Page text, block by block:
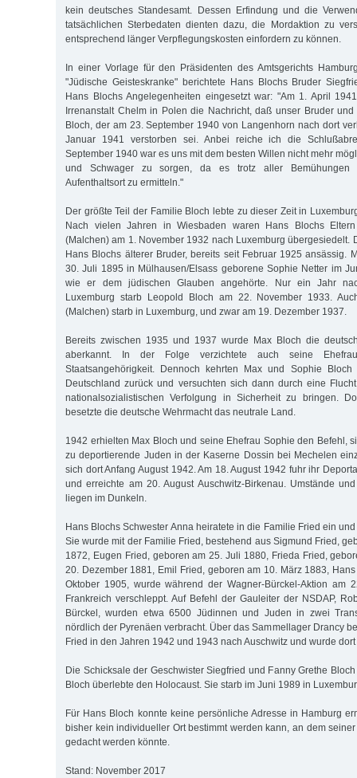
kein deutsches Standesamt. Dessen Erfindung und die
tatsächlichen Sterbedaten dienten dazu, die Mordaktion zu
entsprechend länger Verpflegungskosten einfordern zu können.
In einer Vorlage für den Präsidenten des Amtsgerichts
"Jüdische Geisteskranke" berichtete Hans Blochs Bruder
Hans Blochs Angelegenheiten eingesetzt war: "Am 1. April
Irrenanstalt Chelm in Polen die Nachricht, daß unser Bruder
Bloch, der am 23. September 1940 von Langenhorn nach dort
Januar 1941 verstorben sei. Anbei reiche ich die
September 1940 war es uns mit dem besten Willen nicht mehr
und Schwager zu sorgen, da es trotz aller Bemühungen
Aufenthaltsort zu ermitteln."
Der größte Teil der Familie Bloch lebte zu dieser Zeit in
Nach vielen Jahren in Wiesbaden waren Hans Blochs
(Malchen) am 1. November 1932 nach Luxemburg übergesiedelt.
Hans Blochs älterer Bruder, bereits seit Februar 1925 ansässig.
30. Juli 1895 in Mülhausen/Elsass geborene Sophie Netter im
wie er dem jüdischen Glauben angehörte. Nur ein Jahr
Luxemburg starb Leopold Bloch am 22. November 1933.
(Malchen) starb in Luxemburg, und zwar am 19. Dezember 1937.
Bereits zwischen 1935 und 1937 wurde Max Bloch die
aberkannt. In der Folge verzichtete auch seine
Staatsangehörigkeit. Dennoch kehrten Max und Sophie
Deutschland zurück und versuchten sich dann durch eine
nationalsozialistischen Verfolgung in Sicherheit zu bringen.
besetzte die deutsche Wehrmacht das neutrale Land.
1942 erhielten Max Bloch und seine Ehefrau Sophie den Befehl,
zu deportierende Juden in der Kaserne Dossin bei Mechelen
sich dort Anfang August 1942. Am 18. August 1942 fuhr ihr
und erreichte am 20. August Auschwitz-Birkenau. Umstände
liegen im Dunkeln.
Hans Blochs Schwester Anna heiratete in die Familie Fried ein
Sie wurde mit der Familie Fried, bestehend aus Sigmund Fried,
1872, Eugen Fried, geboren am 25. Juli 1880, Frieda Fried,
20. Dezember 1881, Emil Fried, geboren am 10. März 1883,
Oktober 1905, wurde während der Wagner-Bürckel-Aktion am
Frankreich verschleppt. Auf Befehl der Gauleiter der NSDAP,
Bürckel, wurden etwa 6500 Jüdinnen und Juden in zwei
nördlich der Pyrenäen verbracht. Über das Sammellager Drancy
Fried in den Jahren 1942 und 1943 nach Auschwitz und wurde
Die Schicksale der Geschwister Siegfried und Fanny Grethe
Bloch überlebte den Holocaust. Sie starb im Juni 1989 in
Für Hans Bloch konnte keine persönliche Adresse in Hamburg
bisher kein individueller Ort bestimmt werden kann, an dem
gedacht werden könnte.
Stand: November 2017